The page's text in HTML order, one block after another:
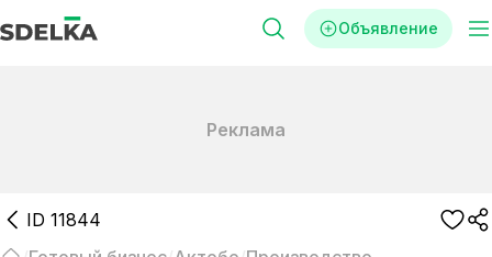
Объявление
Реклама
ID 11844